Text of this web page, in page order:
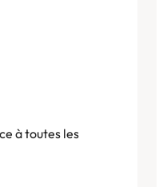
à toutes les